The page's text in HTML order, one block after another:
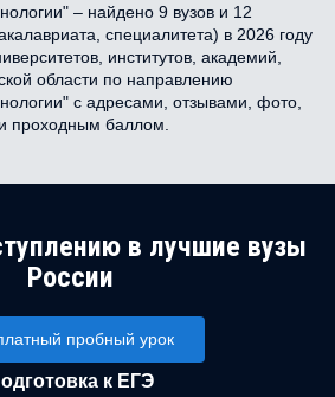
– найдено 9 вузов и 12
специалитета) в 2026 году
институтов, академий,
области по направлению
с адресами, отзывами, фото,
проходным баллом.
в лучшие вузы
России
пробный урок
к ЕГЭ